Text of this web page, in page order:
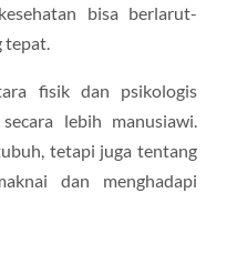
bisa berlarut-
tepat.
fisik dan psikologis
lebih manusiawi.
tetapi juga tentang
dan menghadapi